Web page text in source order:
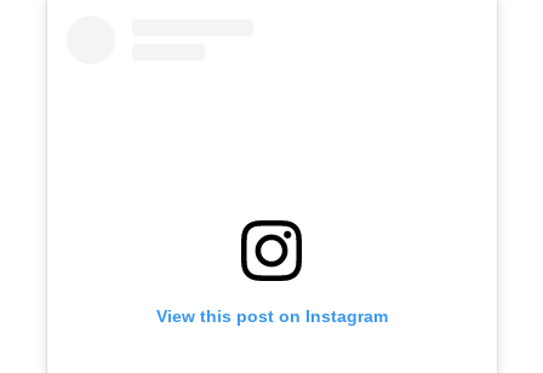
View this post on Instagram